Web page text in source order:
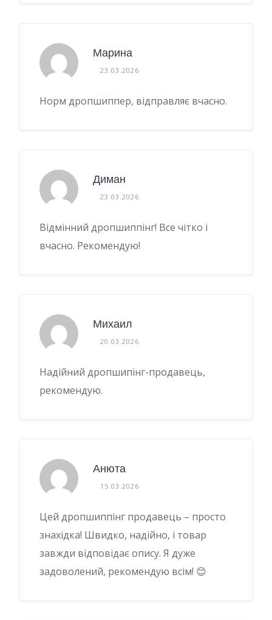
Марина
23.03.2026
Норм дропшиппер, відправляє вчасно.
Диман
23.03.2026
Відмінний дропшиппінг! Все чітко і
вчасно. Рекомендую!
Михаил
20.03.2026
Надійний дропшипінг-продавець,
рекомендую.
Анюта
15.03.2026
Цей дропшиппінг продавець – просто
знахідка! Швидко, надійно, і товар
завжди відповідає опису. Я дуже
задоволений, рекомендую всім! 😊